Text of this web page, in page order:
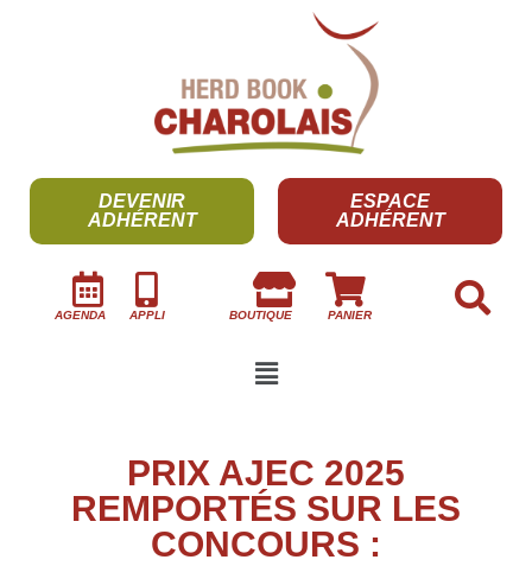
DEVENIR
ADHÉRENT
ESPACE
ADHÉRENT
AGENDA APPLI BOUTIQUE PANIER
PRIX AJEC 2025
REMPORTÉS SUR LES
CONCOURS :